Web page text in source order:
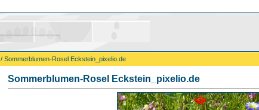
/ Sommerblumen-Rosel Eckstein_pixelio.de
Sommerblumen-Rosel Eckstein_pixelio.de